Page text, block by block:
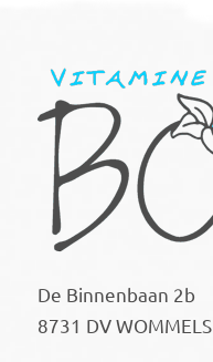
De Binnenbaan 2b
8731 DV WOMMELS